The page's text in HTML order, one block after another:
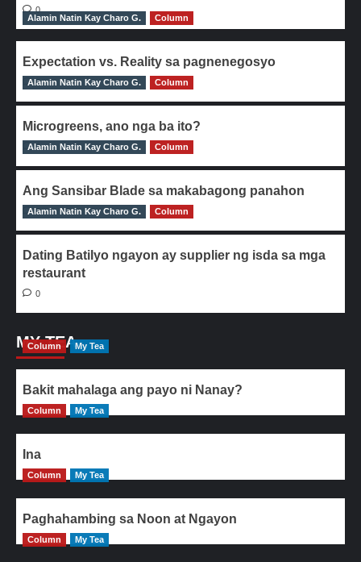
0
Alamin Natin Kay Charo G.
Column
Expectation vs. Reality sa pagnenegosyo
0
Alamin Natin Kay Charo G. Column
Microgreens, ano nga ba ito?
0
Alamin Natin Kay Charo G. Column
Ang Sansibar Blade sa makabagong panahon
0
Alamin Natin Kay Charo G. Column
Dating Batilyo ngayon ay supplier ng isda sa mga
restaurant
0
MY TEA
Column My Tea
Bakit mahalaga ang payo ni Nanay?
Column My Tea
Ina
Column My Tea
Paghahambing sa Noon at Ngayon
Column My Tea